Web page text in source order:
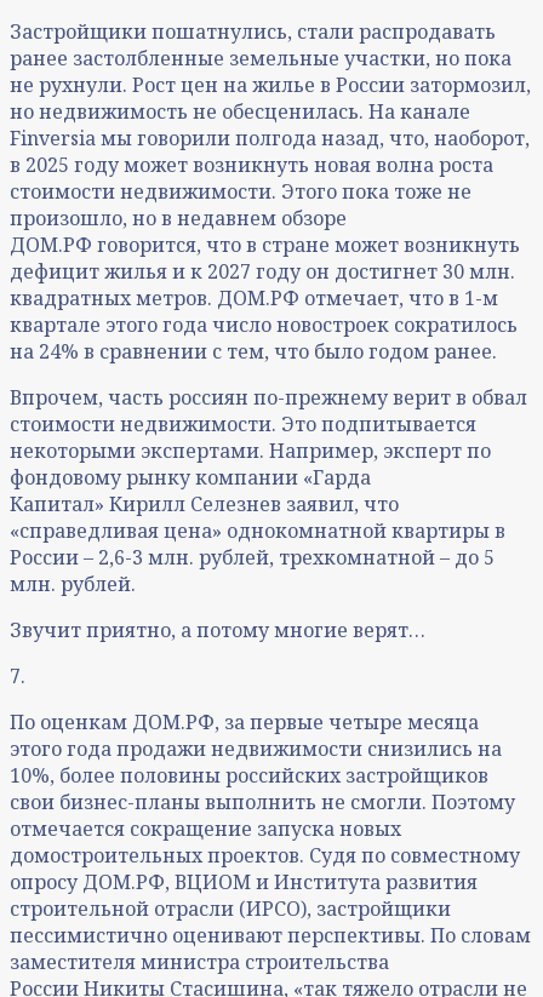
Застройщики пошатнулись, стали распродавать
ранее застолбленные земельные участки, но пока
не рухнули. Рост цен на жилье в России затормозил,
но недвижимость не обесценилась. На канале
Finversia мы говорили полгода назад, что, наоборот,
в 2025 году может возникнуть новая волна роста
стоимости недвижимости. Этого пока тоже не
произошло, но в недавнем обзоре
ДОМ.РФ говорится, что в стране может возникнуть
дефицит жилья и к 2027 году он достигнет 30 млн.
квадратных метров. ДОМ.РФ отмечает, что в 1-м
квартале этого года число новостроек сократилось
на 24% в сравнении с тем, что было годом ранее.
Впрочем, часть россиян по-прежнему верит в обвал
стоимости недвижимости. Это подпитывается
некоторыми экспертами. Например, эксперт по
фондовому рынку компании «Гарда
Капитал» Кирилл Селезнев заявил, что
«справедливая цена» однокомнатной квартиры в
России – 2,6-3 млн. рублей, трехкомнатной – до 5
млн. рублей.
Звучит приятно, а потому многие верят…
7.
По оценкам ДОМ.РФ, за первые четыре месяца
этого года продажи недвижимости снизились на
10%, более половины российских застройщиков
свои бизнес-планы выполнить не смогли. Поэтому
отмечается сокращение запуска новых
домостроительных проектов. Судя по совместному
опросу ДОМ.РФ, ВЦИОМ и Института развития
строительной отрасли (ИРСО), застройщики
пессимистично оценивают перспективы. По словам
заместителя министра строительства
России Никиты Стасишина, «так тяжело отрасли не